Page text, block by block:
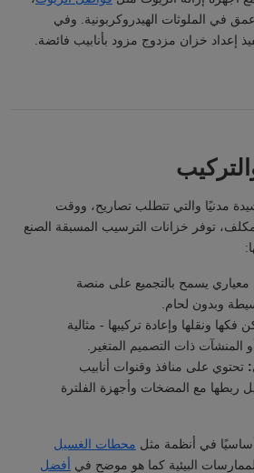
في الملوثات الهيدروكربونية. وفي
إعداد خزان مزدوج مزود بأنابيب فائضة.
مدنيًا والتي تتطلب تصاريح، ووقت
توفر خزانات الترسيب المسبقة الصنع
يسمح بالتجميع على منصة
وبدون لحام.
فكها ونقلها وإعادة تركيبها - مثالية
المنشآت ذات التصميم المتغير.
تحتوي على منافذ وقنوات أنابيب
ربطها مع المضخات وأجهزة الفلترة
في أنظمة مثل محطات الغسيل
البيئية كما هو موضح في أفضل